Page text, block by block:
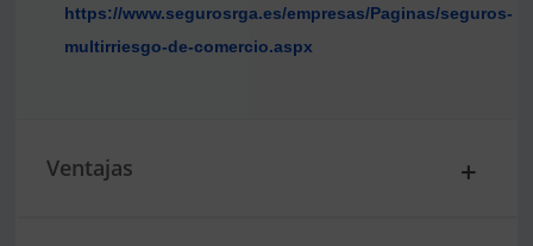
https://www.segurosrga.es/empresas/Paginas/seguros-
multirriesgo-de-comercio.aspx
Ventajas